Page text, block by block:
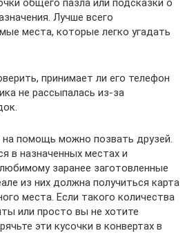
общего пазла или подсказки о
Лучше всего
места, которые легко угадать
принимает ли его телефон
не рассыпалась из-за
помощь можно позвать друзей.
в назначенных местах и
заранее заготовленные
из них должна получиться карта
места. Если такого количества
или просто вы не хотите
эти кусочки в конвертах в